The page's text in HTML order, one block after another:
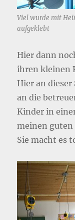
Viel wurde mit
aufgeklebt
Hier dann
ihren kleinen
Hier an
an die
Kinder in
meinen guten
Sie macht es